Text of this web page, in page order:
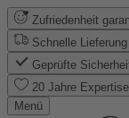
Zufriedenheit
Schnelle Lieferung
Geprüfte
20 Jahre Expertise
Menü